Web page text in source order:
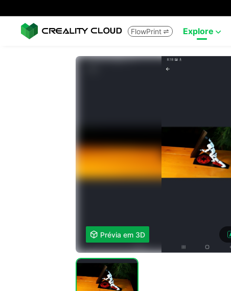
FlowPrint  Explore 
 Prévia em 3D